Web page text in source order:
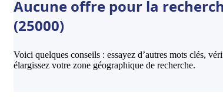
Aucune offre pour la
(25000)
Voici quelques conseils : essayez d’autres mots clés,
élargissez votre zone géographique de recherche.